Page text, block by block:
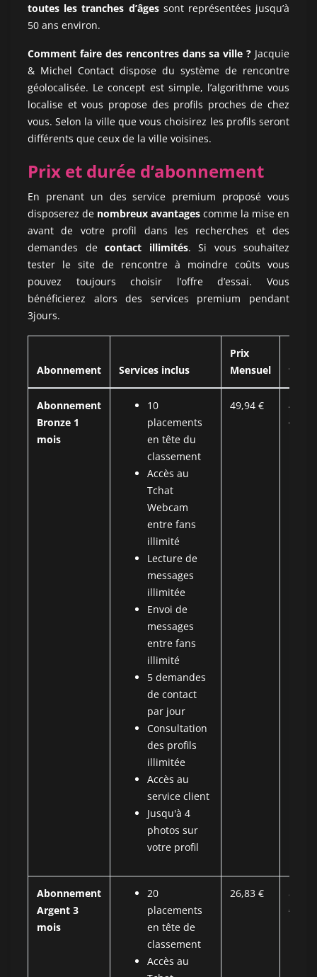
toutes les tranches d’âgessont représentées jusqu’à
50 ans environ.
Comment faire des rencontres dans sa ville ? Jacquie
& Michel Contact dispose du système de rencontre
géolocalisée. Le concept est simple, l’algorithme vous
localise et vous propose des profils proches de chez
vous. Selon la ville que vous choisirez les profils seront
différents que ceux de la ville voisines.
Prix et durée d’abonnement
En prenant un des service premium proposé vous
disposerez de nombreux avantages comme la mise en
avant de votre profil dans les recherches et des
demandes de contact illimités. Si vous souhaitez
tester le site de rencontre à moindre coûts vous
pouvez toujours choisir l’offre d’essai. Vous
bénéficierez alors des services premium pendant
3jours.
Abonnement Services inclus
Prix
Mensuel
total
Abonnement
Bronze 1
mois
10
placements
en tête du
classement
Accès au
Tchat
Webcam
entre fans
illimité
Lecture de
messages
illimitée
Envoi de
messages
entre fans
illimité
5 demandes
de contact
par jour
Consultation
des profils
illimitée
Accès au
service client
Jusqu'à 4
photos sur
votre profil
49,94 €
49,94
€
Abonnement
Argent 3
mois
20
placements
en tête de
classement
Accès au
26,83 €
80,50
€